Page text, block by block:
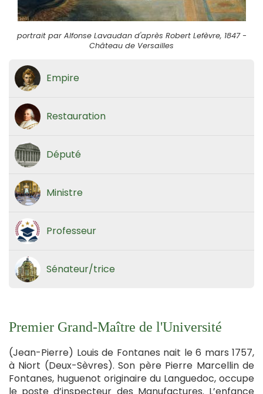
portrait par Alfonse Lavaudan d'après Robert Lefèvre, 1847 -
Château de Versailles
Empire
Restauration
Député
Ministre
Professeur
Sénateur/trice
Premier Grand-Maître de l'Université
(Jean-Pierre) Louis de Fontanes nait le 6 mars 1757,
à Niort (Deux-Sèvres). Son père Pierre Marcellin de
Fontanes, huguenot originaire du Languedoc, occupe